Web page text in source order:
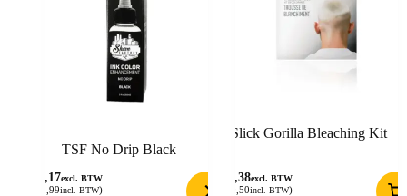
TSF No Drip Black
18,17excl. BTW
21,99incl. BTW)
Slick Gorilla Bleaching Kit
24,38excl. BTW
29,50incl. BTW)